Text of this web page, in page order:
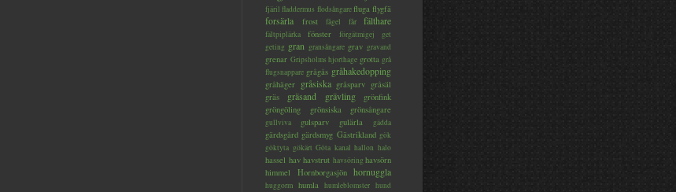
fjäril fladdermus flodsångarefluga flygfä
forsärla frost fågel får fälthare
fältpiplärka fönster förgätmigej
get
geting gran gransångare grav gravand
grenar Gripsholms hjorthage grotta grå
flugsnappare grågås gråhakedopping
gråhäger gråsiska gråsparv gråsäl
gräs
gräsand grävling
grönfink
gröngöling
grönsiska grönsångare
gullviva gulsparv gulärla gädda
gärdsgård gärdsmyg Gästrikland gök
göktyta gökärt Göta kanal hallon halo
hassel hav havstrut havsöring havsörn
himmel
Hornborgasjön hornuggla
huggorm humla humleblomster hund